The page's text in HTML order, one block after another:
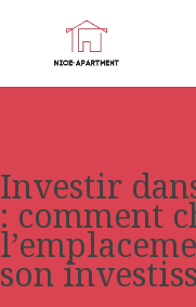
Investir
: comment
son